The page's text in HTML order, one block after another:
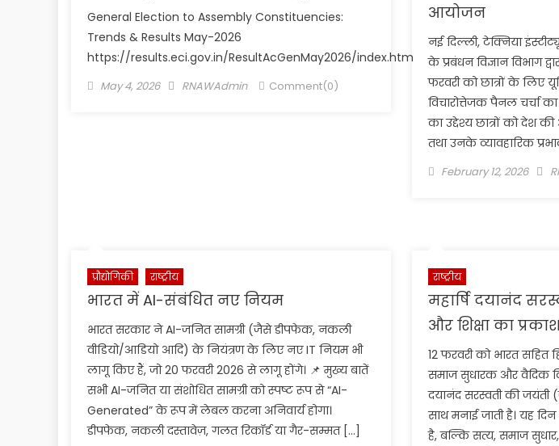
General Election to Assembly Constituencies:
Trends & Results May-2026
https://results.eci.gov.in/ResultAcGenMay2026/index.htm
Posted
May 4, 2026 Author
RNAWAdmin Comment(0)
आयोजन
नई दिल्ली, टेक्निया
के प्रबंधन विज्ञान विभाग
फरवरी को छात्रों के लिए
विचारोत्तेजक पैनल चर्चा
का उद्देश्य छात्रों को देश की
तथा उनके व्यावहारिक
Posted
February 12, 2026
प्रौद्योगिकी राष्ट्रीय
भारत में AI-संबंधित नए नियम
भारत सरकार ने AI-जनित सामग्री (जैसे डीपफेक, नकली
वीडियो/आडियो आदि) के नियंत्रण के लिए नए IT नियम भी
लागू किए हैं, जो 20 फरवरी 2026 से लागू होंगे। 📌 मुख्य बातें
सभी AI-जनित या संशोधित सामग्री को स्पष्ट रूप से “AI-
Generated” के रूप में लेबल करना अनिवार्य होगा।
डीपफेक, नकली दस्तावेज़, गलत रिकॉर्ड या गैर-सम्मत […]
राष्ट्रीय
महार्षि दयानंद
और शिक्षा का
12 फरवरी को भारत
समाज सुधारक और वैदिक
दयानंद सरस्वती की जयंती
साथ मनाई जाती है। यह
है, बल्कि सत्य, समाज